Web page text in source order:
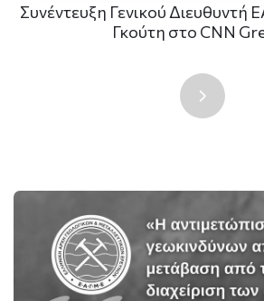
Συνέντευξη Γενικού Διευθυντή
Γκούτη στο CNN